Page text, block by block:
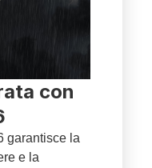
con
garantisce la
e la